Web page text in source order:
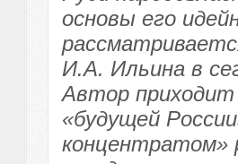
основы его
И.А. Ильина в
Автор приходит
«будущей
концентратом»